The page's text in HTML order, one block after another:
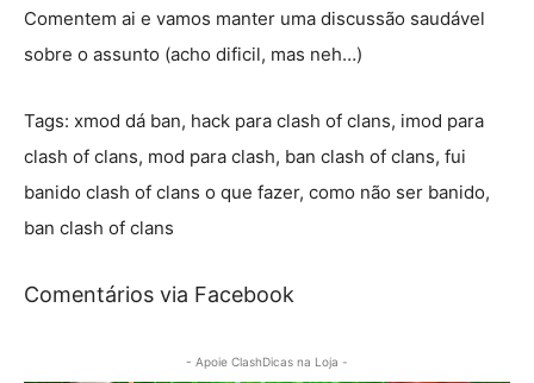
Comentem ai e vamos manter uma discussão saudável
sobre o assunto (acho dificil, mas neh…)
Tags: xmod dá ban, hack para clash of clans, imod para
clash of clans, mod para clash, ban clash of clans, fui
banido clash of clans o que fazer, como não ser banido,
ban clash of clans
Comentários via Facebook
- Apoie ClashDicas na Loja -